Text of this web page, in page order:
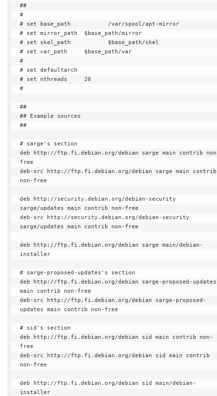
##
#
# set base_path           /var/spool/apt-mirror
# set mirror_path  $base_path/mirror
# set skel_path           $base_path/skel
# set var_path     $base_path/var
#
# set defaultarch
# set nthreads     20
#
##
## Example sources
##
# sarge's section
deb http://ftp.fi.debian.org/debian sarge main contrib
free
deb-src http://ftp.fi.debian.org/debian sarge main contrib
non-free
deb http://security.debian.org/debian-security
sarge/updates main contrib non-free
deb-src http://security.debian.org/debian-security
sarge/updates main contrib non-free
deb http://ftp.fi.debian.org/debian sarge main/debian-
installer
# sarge-proposed-updates's section
deb http://ftp.fi.debian.org/debian sarge-proposed-updates
main contrib non-free
deb-src http://ftp.fi.debian.org/debian sarge-proposed-
updates main contrib non-free
# sid's section
deb http://ftp.fi.debian.org/debian sid main contrib non-
free
deb-src http://ftp.fi.debian.org/debian sid main contrib
non-free
deb http://ftp.fi.debian.org/debian sid main/debian-
installer